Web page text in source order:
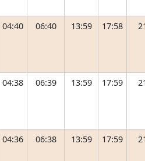
04:40 06:40 13:59 17:58
04:38 06:39 13:59 17:59
04:36 06:38 13:59 17:59